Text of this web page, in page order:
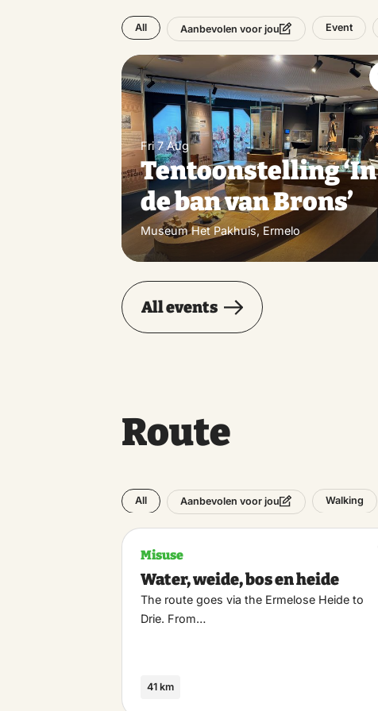
All Aanbevolen voor jou Event
Fri 7 Aug
Tentoonstelling ‘In
de ban van Brons’
Museum Het Pakhuis, Ermelo
All events
Route
All Aanbevolen voor jou Walking
Misuse
Water, weide, bos en heide
The route goes via the Ermelose Heide to
Drie. From…
41 km